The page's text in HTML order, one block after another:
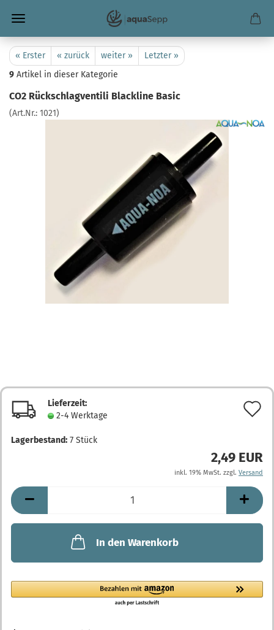
« Erster « zurück weiter »
Letzter »
9 Artikel in dieser Kategorie
CO2 Rückschlagventili Blackline Basic
(Art.Nr.: 1021)
Lieferzeit:
2-4 Werktage
Lagerbestand: 7 Stück
2,49 EUR
inkl. 19% MwSt. zzgl. Versand
In den Warenkorb